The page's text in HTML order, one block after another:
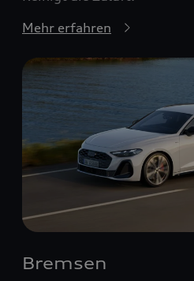
Mehr erfahren
Bremsen